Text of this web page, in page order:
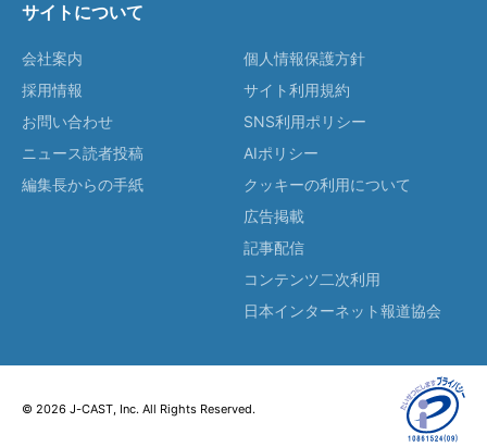
サイトについて
会社案内
採用情報
お問い合わせ
ニュース読者投稿
編集長からの手紙
個人情報保護方針
サイト利用規約
SNS利用ポリシー
AIポリシー
クッキーの利用について
広告掲載
記事配信
コンテンツ二次利用
日本インターネット報道協会
© 2026 J-CAST, Inc. All Rights Reserved.